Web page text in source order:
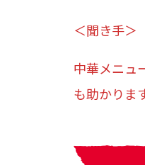
＜聞き手＞
中華メニュ
も助かりま